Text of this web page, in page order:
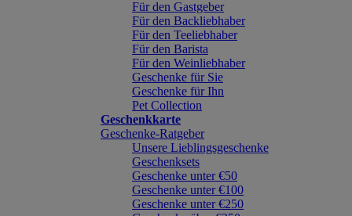
Für den Gastgeber
Für den Backliebhaber
Für den Teeliebhaber
Für den Barista
Für den Weinliebhaber
Geschenke für Sie
Geschenke für Ihn
Pet Collection
Geschenkkarte
Geschenke-Ratgeber
Unsere Lieblingsgeschenke
Geschenksets
Geschenke unter €50
Geschenke unter €100
Geschenke unter €250